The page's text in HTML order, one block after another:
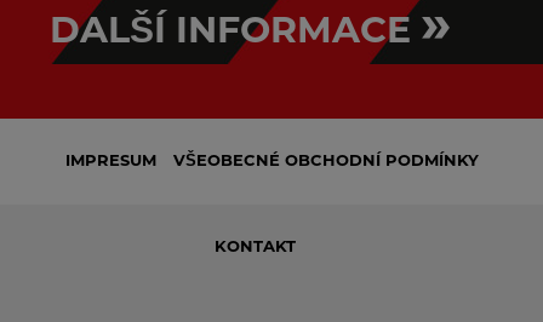
DALŠÍ INFORMACE »
IMPRESUM VŠEOBECNÉ OBCHODNÍ PODMÍNKY
KONTAKT